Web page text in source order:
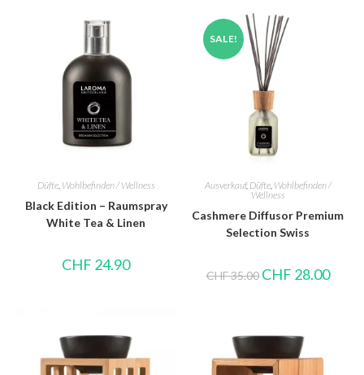
Düfte, Wohlbefinden / Wellness
Black Edition – Raumspray
White Tea & Linen
CHF 24.90
SALE!
Ausverkauf, Düfte, Wohlbefinden /
Wellness
Cashmere Diffusor Premium
Selection Swiss
CHF35.00 CHF 28.00